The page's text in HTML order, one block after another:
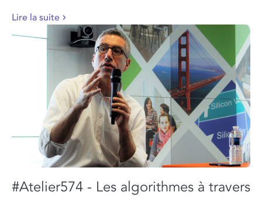
Lire la suite
#Atelier574 - Les algorithmes à travers